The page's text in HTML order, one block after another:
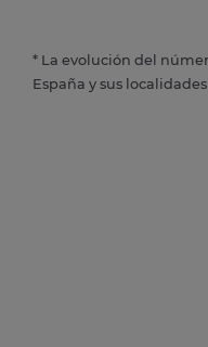
* La evolución del
España y sus localidades